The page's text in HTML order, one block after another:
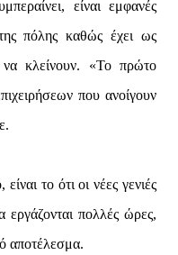
είναι εμφανές
πόλης καθώς έχει ως
να κλείνουν. «Το πρώτο
που ανοίγουν
το ότι οι νέες γενιές
εργάζονται πολλές ώρες,
αποτέλεσμα.